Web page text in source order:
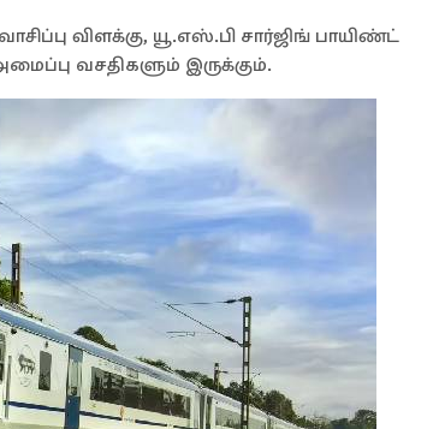
விளக்கு, யூ.எஸ்.பி சார்ஜிங் பாயிண்ட்
வசதிகளும் இருக்கும்.